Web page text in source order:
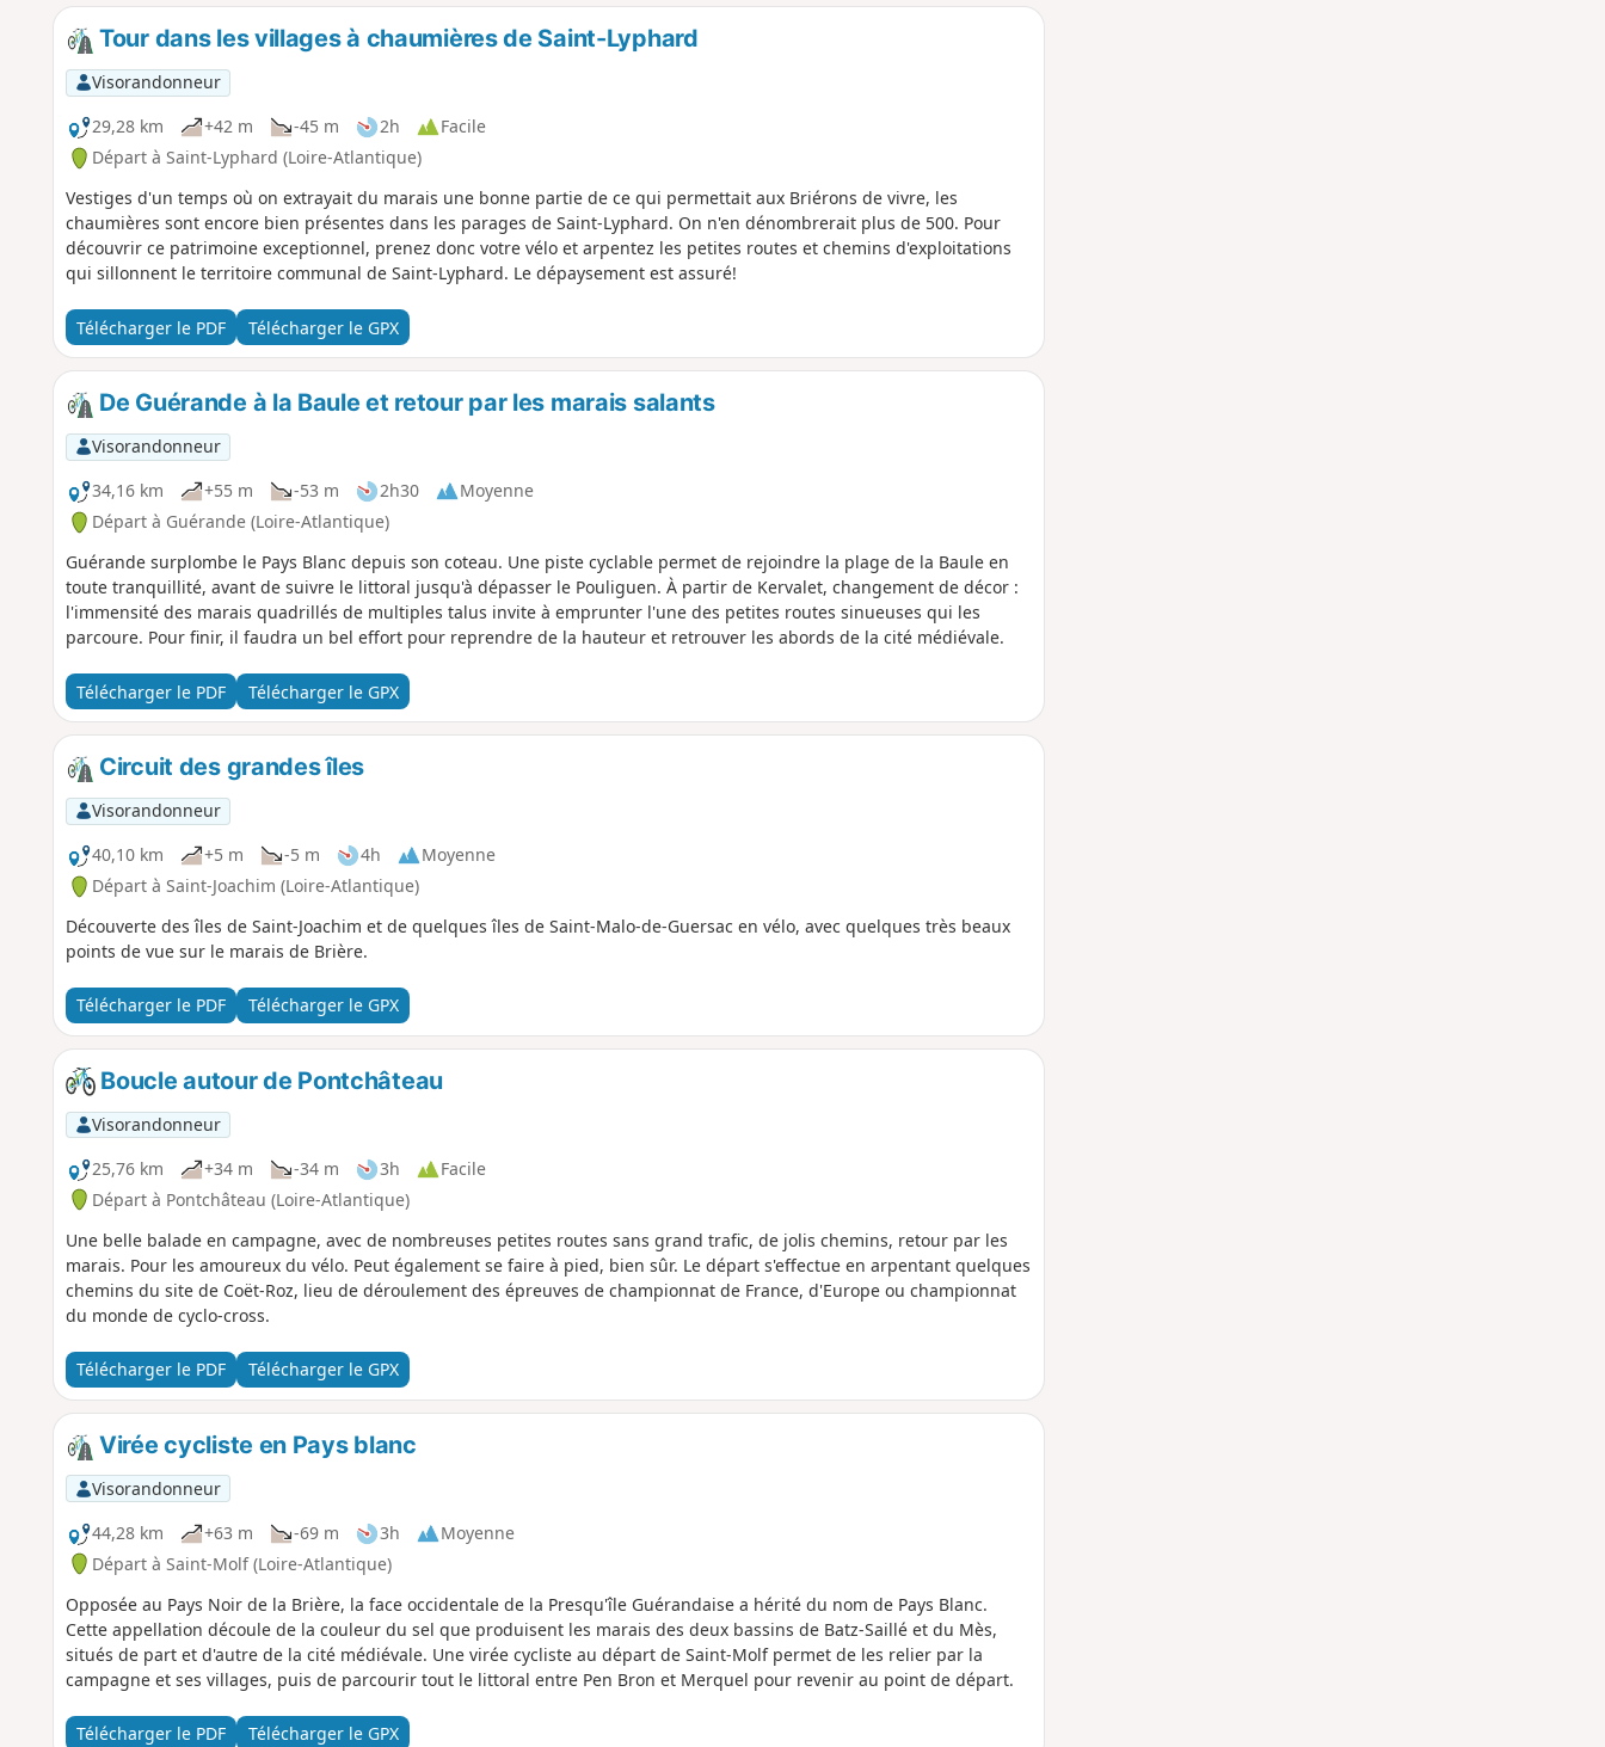
Tour dans les villages à chaumières de Saint-Lyphard
Visorandonneur
29,28 km
+42 m -45 m 2h
Facile
Départ à Saint-Lyphard (Loire-Atlantique)
Vestiges d'un temps où on extrayait du marais une bonne partie de ce qui permettait aux Briérons de vivre, les
chaumières sont encore bien présentes dans les parages de Saint-Lyphard. On n'en dénombrerait plus de 500. Pour
découvrir ce patrimoine exceptionnel, prenez donc votre vélo et arpentez les petites routes et chemins d'exploitations
qui sillonnent le territoire communal de Saint-Lyphard. Le dépaysement est assuré!
Télécharger le PDF Télécharger le GPX
De Guérande à la Baule et retour par les marais salants
Visorandonneur
34,16 km
+55 m -53 m 2h30
Moyenne
Départ à Guérande (Loire-Atlantique)
Guérande surplombe le Pays Blanc depuis son coteau. Une piste cyclable permet de rejoindre la plage de la Baule en
toute tranquillité, avant de suivre le littoral jusqu'à dépasser le Pouliguen. À partir de Kervalet, changement de décor :
l'immensité des marais quadrillés de multiples talus invite à emprunter l'une des petites routes sinueuses qui les
parcoure. Pour finir, il faudra un bel effort pour reprendre de la hauteur et retrouver les abords de la cité médiévale.
Télécharger le PDF Télécharger le GPX
Circuit des grandes îles
Visorandonneur
40,10 km
+5 m -5 m 4h
Moyenne
Départ à Saint-Joachim (Loire-Atlantique)
Découverte des îles de Saint-Joachim et de quelques îles de Saint-Malo-de-Guersac en vélo, avec quelques très beaux
points de vue sur le marais de Brière.
Télécharger le PDF Télécharger le GPX
Boucle autour de Pontchâteau
Visorandonneur
25,76 km
+34 m -34 m 3h
Facile
Départ à Pontchâteau (Loire-Atlantique)
Une belle balade en campagne, avec de nombreuses petites routes sans grand trafic, de jolis chemins, retour par les
marais. Pour les amoureux du vélo. Peut également se faire à pied, bien sûr. Le départ s'effectue en arpentant quelques
chemins du site de Coët-Roz, lieu de déroulement des épreuves de championnat de France, d'Europe ou championnat
du monde de cyclo-cross.
Télécharger le PDF Télécharger le GPX
Virée cycliste en Pays blanc
Visorandonneur
44,28 km
+63 m -69 m 3h
Moyenne
Départ à Saint-Molf (Loire-Atlantique)
Opposée au Pays Noir de la Brière, la face occidentale de la Presqu'île Guérandaise a hérité du nom de Pays Blanc.
Cette appellation découle de la couleur du sel que produisent les marais des deux bassins de Batz-Saillé et du Mès,
situés de part et d'autre de la cité médiévale. Une virée cycliste au départ de Saint-Molf permet de les relier par la
campagne et ses villages, puis de parcourir tout le littoral entre Pen Bron et Merquel pour revenir au point de départ.
Télécharger le PDF Télécharger le GPX